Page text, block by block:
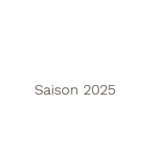
Saison 2025